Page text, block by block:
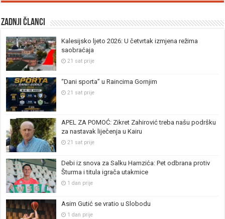
Zadnji članci
Kalesijsko ljeto 2026: U četvrtak izmjena režima
saobraćaja
21 sat prije
“Dani sporta” u Raincima Gornjim
21 sat prije
APEL ZA POMOĆ: Zikret Zahirović treba našu podršku
za nastavak liječenja u Kairu
21 sat prije
Debi iz snova za Salku Hamzića: Pet odbrana protiv
Šturma i titula igrača utakmice
1 dan prije
Asim Gutić se vratio u Slobodu
1 dan prije